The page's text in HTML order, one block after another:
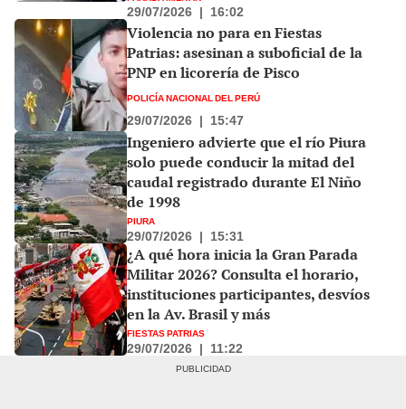
29/07/2026 | 16:02
Violencia no para en Fiestas
Patrias: asesinan a suboficial de la
PNP en licorería de Pisco
POLICÍA NACIONAL DEL PERÚ
29/07/2026 | 15:47
Ingeniero advierte que el río Piura
solo puede conducir la mitad del
caudal registrado durante El Niño
de 1998
PIURA
29/07/2026 | 15:31
¿A qué hora inicia la Gran Parada
Militar 2026? Consulta el horario,
instituciones participantes, desvíos
en la Av. Brasil y más
FIESTAS PATRIAS
29/07/2026 | 11:22